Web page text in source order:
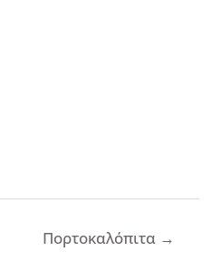
Πορτοκαλόπιτα →